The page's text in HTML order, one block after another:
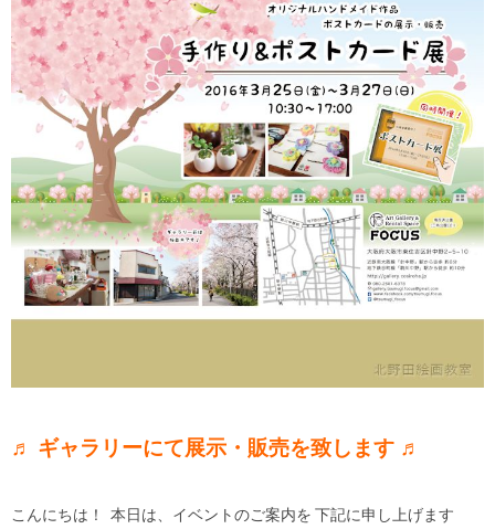
♬ ギャラリーにて展示・販売を致します ♬
こんにちは！ 本日は、イベントのご案内を 下記に申し上げます